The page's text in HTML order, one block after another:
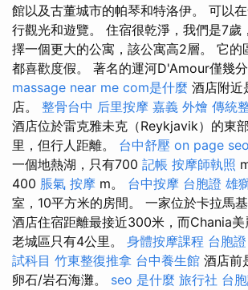
館以及古董城市的帕琴和特洛伊。 可以
行觀光和遊覽。 住宿很乾淨，我們是7歲
擇一個更大的公寓，該公寓高2層。 它的
都喜歡度假。 著名的運河D'Amour僅幾分
massage near me com是什麼 酒店附近
店。 整骨台中 后里按摩 嘉義 外燴 傳統
酒店位於雷克雅未克（Reykjavik）的東
里，但行人距離。 台中舒壓 on page seo
一個地熱湖，只有700 記帳 按摩師執照
400 脹氣 按摩 m。 台中按摩 台胞證 雄
室，10平方米的房間。 一家位於卡拉馬
酒店住宿距離最接近300米，而Chania
老城區只有4公里。 身體按摩課程 台胞
試科目 竹東整復推拿 台中養生館 酒店前
卵石/岩石海灘。 seo 是什麼 旅行社 台